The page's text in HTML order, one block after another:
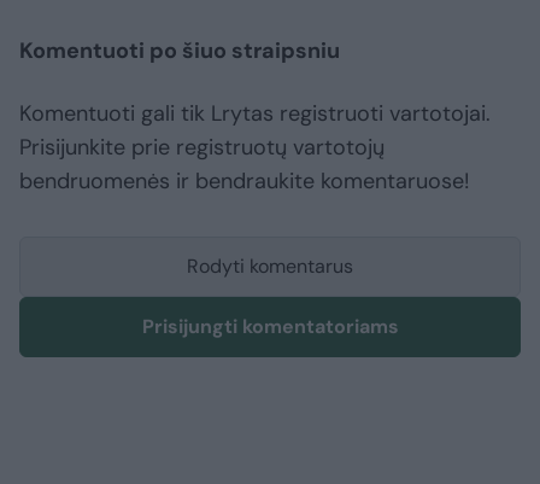
Komentuoti po šiuo straipsniu
Komentuoti gali tik Lrytas registruoti vartotojai.
Prisijunkite prie registruotų vartotojų
bendruomenės ir bendraukite komentaruose!
Rodyti komentarus
Prisijungti komentatoriams